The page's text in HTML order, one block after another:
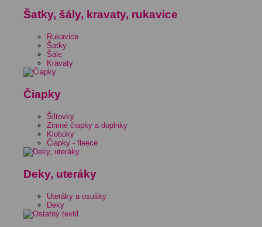
Šatky, šály, kravaty, rukavice
Rukavice
Šatky
Šále
Kravaty
Čiapky
Šiltovky
Zimné čiapky a doplnky
Klobúky
Čiapky - fleece
Deky, uteráky
Uteráky a osušky
Deky